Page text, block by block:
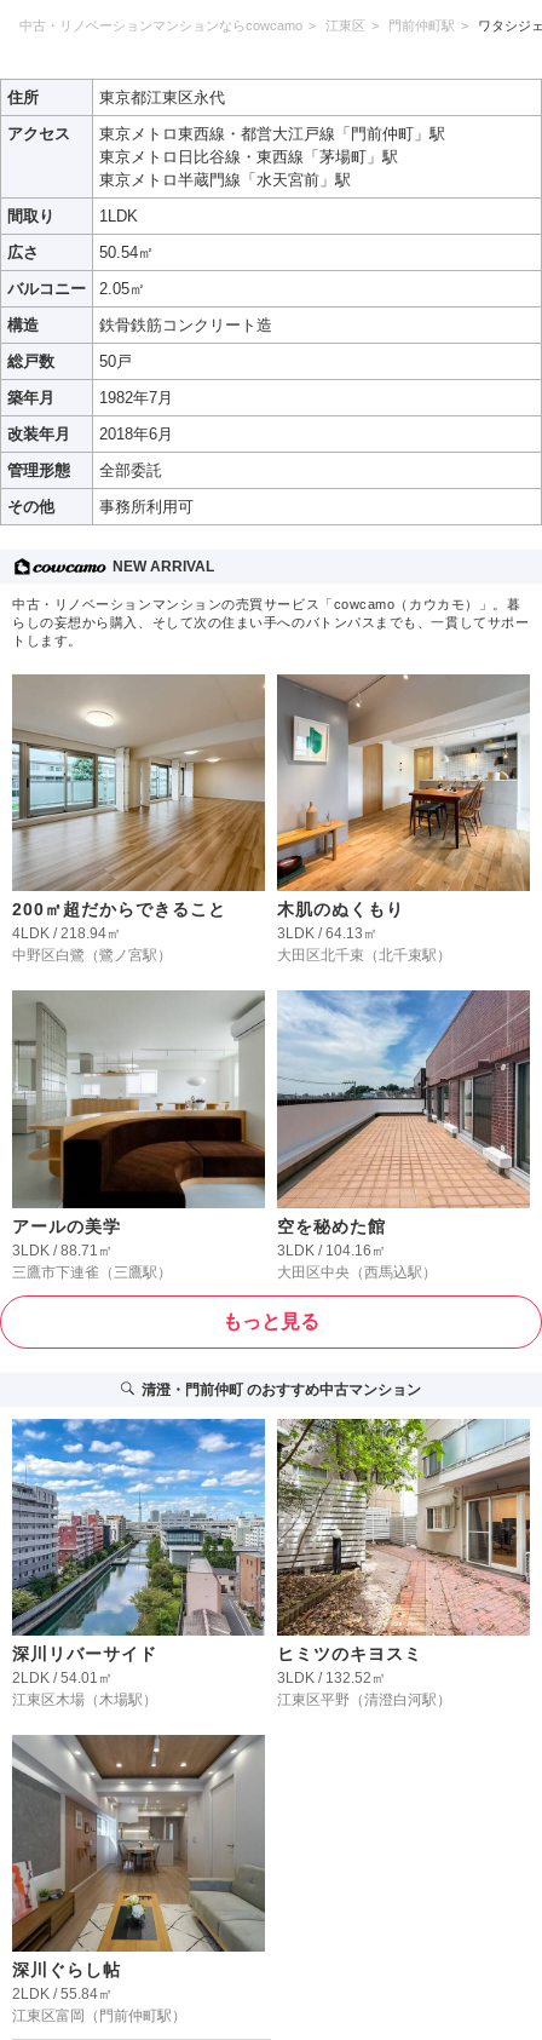
中古・リノベーションマンションならcowcamo 江東区 門前仲町駅 ワタシジ
住所
東京都江東区永代
アクセス
東京メトロ東西線・都営大江戸線「門前仲町」駅
東京メトロ日比谷線・東西線「茅場町」駅
東京メトロ半蔵門線「水天宮前」駅
間取り
1LDK
広さ
50.54㎡
バルコニー
2.05㎡
構造
鉄骨鉄筋コンクリート造
総戸数
50戸
築年月
1982年7月
改装年月
2018年6月
管理形態
全部委託
その他
事務所利用可
NEW ARRIVAL
中古・リノベーションマンションの売買サービス「cowcamo（カウカモ）」。暮
らしの妄想から購入、そして次の住まい手へのバトンパスまでも、一貫してサポー
トします。
200㎡超だからできること
4LDK / 218.94㎡
中野区白鷺 （鷺ノ宮駅）
木肌のぬくもり
3LDK / 64.13㎡
大田区北千束 （北千束駅）
アールの美学
3LDK / 88.71㎡
三鷹市下連雀 （三鷹駅）
空を秘めた館
3LDK / 104.16㎡
大田区中央 （西馬込駅）
もっと見る
清澄・門前仲町のおすすめ中古マンション
深川リバーサイド
2LDK / 54.01㎡
江東区木場 （木場駅）
ヒミツのキヨスミ
3LDK / 132.52㎡
江東区平野 （清澄白河駅）
深川ぐらし帖
2LDK / 55.84㎡
江東区富岡 （門前仲町駅）